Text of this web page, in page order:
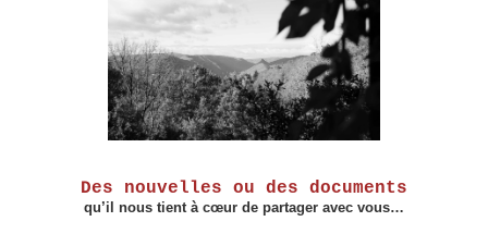
Des nouvelles ou des documents
qu’il nous tient à cœur de partager avec vous…